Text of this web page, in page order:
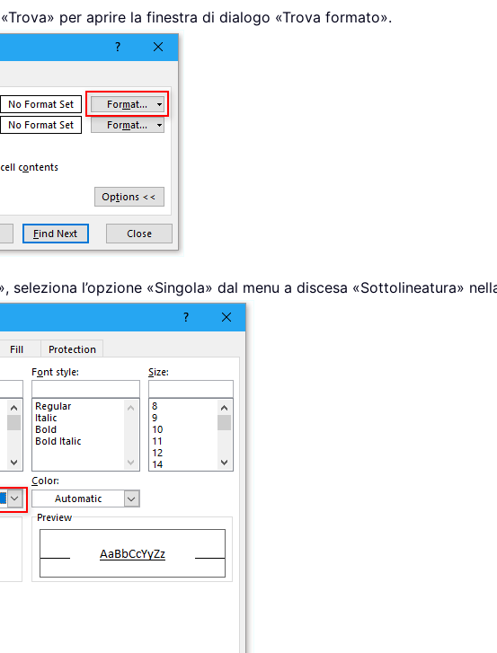
per aprire la finestra di dialogo «Trova formato».
seleziona l’opzione «Singola» dal menu a discesa «Sottolineatura»